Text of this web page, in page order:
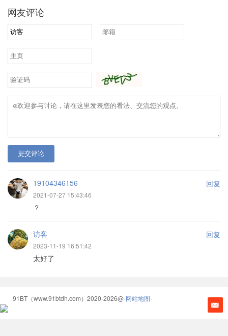
网友评论
提交评论
19104346156 回复
2021-07-27 15:43:46
？
访客 回复
2023-11-19 16:51:42
太好了
91BT（www.91btdh.com）2020-2026@-网站地图-